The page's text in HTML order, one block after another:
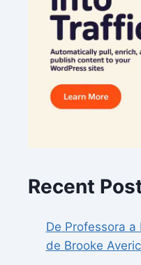
Recent
De Professora a
de Brooke